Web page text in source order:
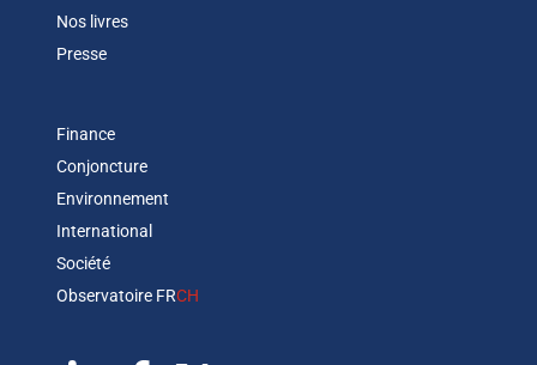
Nos livres
Presse
Finance
Conjoncture
Environnement
International
Société
Observatoire FRCH